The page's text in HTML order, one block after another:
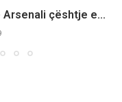
çështje e...